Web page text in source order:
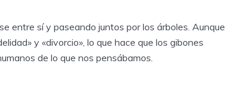
entre sí y paseando juntos por los árboles. Aunque
y «divorcio», lo que hace que los gibones
de lo que nos pensábamos.